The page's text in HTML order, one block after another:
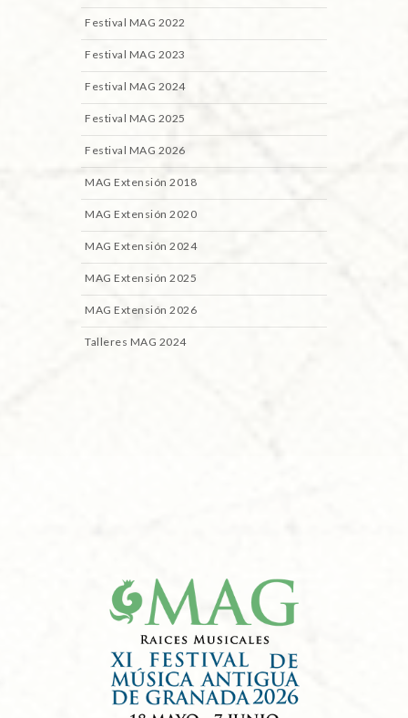
Festival MAG 2022
Festival MAG 2023
Festival MAG 2024
Festival MAG 2025
Festival MAG 2026
MAG Extensión 2018
MAG Extensión 2020
MAG Extensión 2024
MAG Extensión 2025
MAG Extensión 2026
Talleres MAG 2024